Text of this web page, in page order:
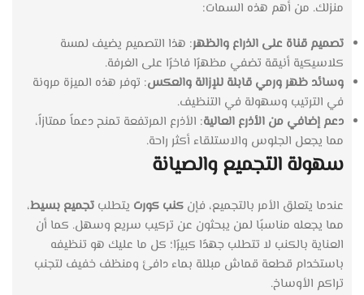
منزلك. من أهم هذه السمات:
تصميم قناة على الذراع والظهر: هذا التصميم يضيف لمسة
كلاسيكية أنيقة تضفي مظهرًا فاخرًا على الغرفة.
وسائد ظهر ورمي قابلة للإزالة والعكس: توفر هذه الميزة مرونة
في الترتيب وسهولة في التنظيف.
دعم إضافي من الأذرع العالية: الأذرع المرتفعة تمنح دعماً ممتازاً،
مما يجعل الجلوس والاستلقاء أكثر راحة.
سهولة التجميع والصيانة
عندما يتعلق الأمر بالتجميع، فإن كنب كورت يتطلب تجميع بسيط،
مما يجعله مناسبًا لمن يبحثون عن تركيب سريع وسهل. كما أن
العناية بالكنب لا تتطلب جهدًا كبيرًا؛ كل ما عليك هو تنظيفه
باستخدام قطعة قماش مبللة بماء دافئ ومنظف خفيف لتجنب
تراكم الأوساخ.